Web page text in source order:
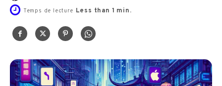
Temps de lecture Less than 1 min.